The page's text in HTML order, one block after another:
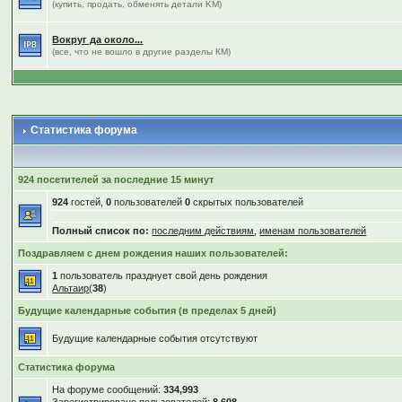
(купить, продать, обменять детали KM)
Вокруг да около...
(все, что не вошло в другие разделы КМ)
Статистика форума
924 посетителей за последние 15 минут
924 гостей,0 пользователей0 скрытых пользователей
Полный список по: последним действиям ,именам пользователей
Поздравляем с днем рождения наших пользователей:
1 пользователь празднует свой день рождения
Альтаир(38)
Будущие календарные события (в пределах 5 дней)
Будущие календарные события отсутствуют
Статистика форума
На форуме сообщений:334,993